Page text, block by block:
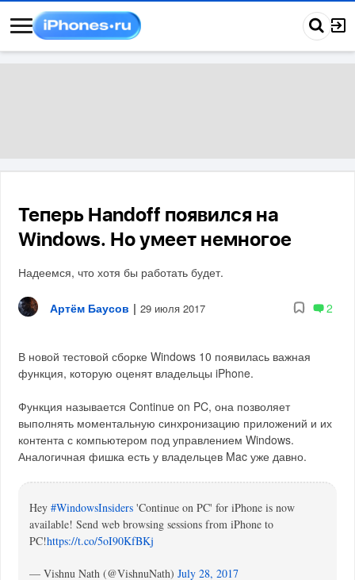
Теперь Handoff появился на
Windows. Но умеет немногое
Надеемся, что хотя бы работать будет.
Артём Баусов | 29 июля 2017 2
В новой тестовой сборке Windows 10 появилась важная
функция, которую оценят владельцы iPhone.
Функция называется Continue on PC, она позволяет
выполнять моментальную синхронизацию приложений и их
контента с компьютером под управлением Windows.
Аналогичная фишка есть у владельцев Mac уже давно.
Hey#WindowsInsiders 'Continue on PC' for iPhone is now
available! Send web browsing sessions from iPhone to
PC!https://t.co/5oI90KfBKj
— Vishnu Nath (@VishnuNath)July 28, 2017